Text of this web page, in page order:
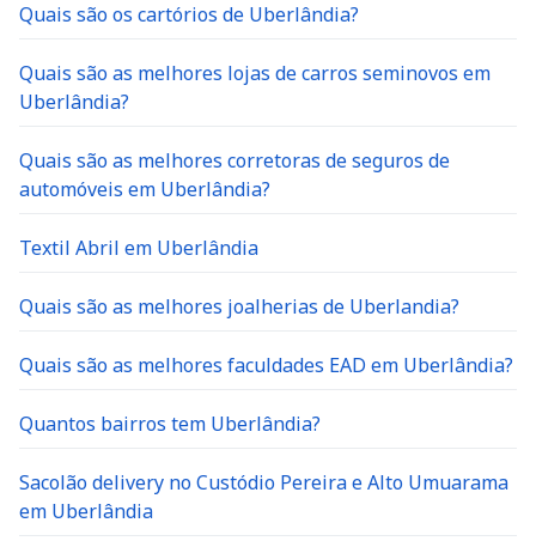
Quais são os cartórios de Uberlândia?
Quais são as melhores lojas de carros seminovos em
Uberlândia?
Quais são as melhores corretoras de seguros de
automóveis em Uberlândia?
Textil Abril em Uberlândia
Quais são as melhores joalherias de Uberlandia?
Quais são as melhores faculdades EAD em Uberlândia?
Quantos bairros tem Uberlândia?
Sacolão delivery no Custódio Pereira e Alto Umuarama
em Uberlândia